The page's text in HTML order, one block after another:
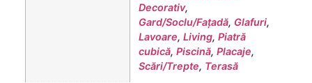
Decorativ,
Gard/Soclu/Fațadă, Glafuri,
Lavoare, Living, Piatră
cubică, Piscină, Placaje,
Scări/Trepte, Terasă